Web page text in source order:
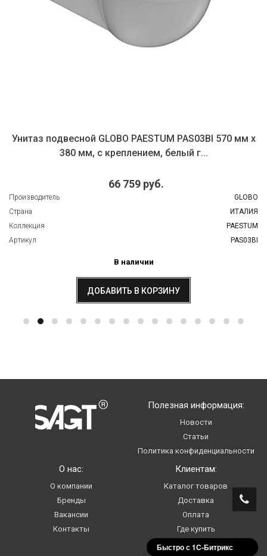
Унитаз подвесной GLOBO PAESTUM PAS03BI 570 мм х
380 мм, с креплением, белый г...
66 759 руб.
Производитель
GLOBO
Страна
ИТАЛИЯ
Коллекция
PAESTUM
Артикул
PAS03BI
В наличии
ДОБАВИТЬ В КОРЗИНУ
О нас:
О компании
Бренды
Вакансии
Контакты
Клиентам:
Каталог товаров
Доставка
Оплата
Где купить
Услуги
Полезная информация:
Новости
Статьи
Политика конфиденциальности
Быстро с 1С-Битрикс